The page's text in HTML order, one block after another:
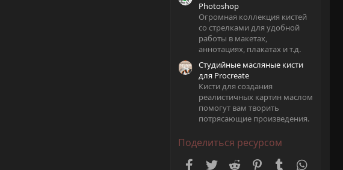
Photoshop
Огромная коллекция кистей
со стрелками для удобной
работы в макетах,
аннотациях, плакатах и т.д.
Студийные масляные кисти
для Procreate
Кисти для создания
реалистичных картин маслом
помогут вам творить
потрясающие произведения.
Поделиться ресурсом
Facebook
Twitter Reddit PinterestTumblr